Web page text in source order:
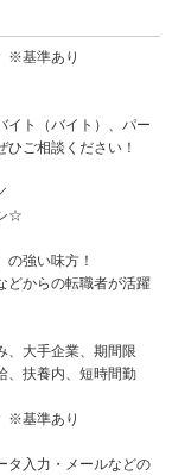
※基準あり
イト（バイト）、パー
ひご相談ください！
☆
強い味方！
どからの転職者が活躍
、大手企業、期間限
、扶養内、短時間勤
※基準あり
タ入力・メールなどの